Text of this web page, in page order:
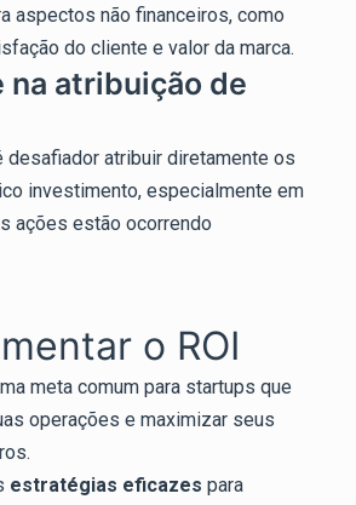
aspectos não financeiros, como
do cliente e valor da marca.
na atribuição de
desafiador atribuir diretamente os
investimento, especialmente em
ações estão ocorrendo
o ROI
meta comum para startups que
operações e maximizar seus
estratégias eficazes para